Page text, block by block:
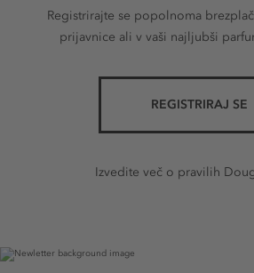
Registrirajte se popolnoma
prijavnice ali v vaši najljubši
REGISTRIRAJ SE
Izvedite več o pravilih